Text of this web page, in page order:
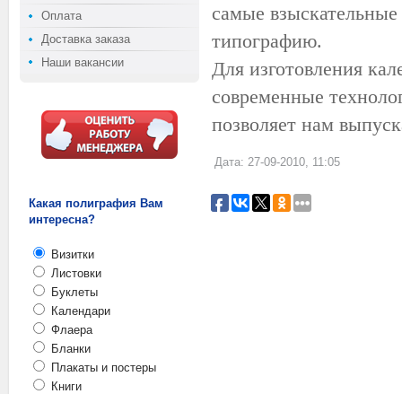
Оплата
Доставка заказа
Наши вакансии
Какая полиграфия Вам
интересна?
Визитки
Листовки
Буклеты
Календари
Флаера
Бланки
Плакаты и постеры
Книги
самые
типографию.
Для изготовления
современные
позволяет нам
Дата: 27-09-2010, 11:05